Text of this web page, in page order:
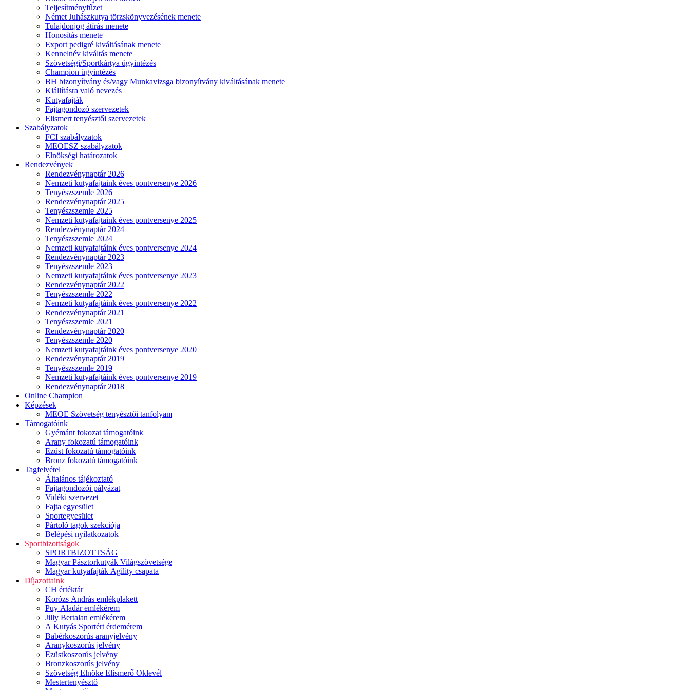
Teljesítményfűzet
Német Juhászkutya törzskönyvezésének menete
Tulajdonjog átírás menete
Honosítás menete
Export pedigré kiváltásának menete
Kennelnév kiváltás menete
Szövetségi/Sportkártya ügyintézés
Champion ügyintézés
BH bizonyítvány és/vagy Munkavizsga bizonyítvány kiváltásának menete
Kiállításra való nevezés
Kutyafajták
Fajtagondozó szervezetek
Elismert tenyésztői szervezetek
Szabályzatok
FCI szabályzatok
MEOESZ szabályzatok
Elnökségi határozatok
Rendezvények
Rendezvénynaptár 2026
Nemzeti kutyafajtaink éves pontversenye 2026
Tenyészszemle 2026
Rendezvénynaptár 2025
Tenyészszemle 2025
Nemzeti kutyafajtaink éves pontversenye 2025
Rendezvénynaptár 2024
Tenyészszemle 2024
Nemzeti kutyafajtáink éves pontversenye 2024
Rendezvénynaptár 2023
Tenyészszemle 2023
Nemzeti kutyafajtáink éves pontversenye 2023
Rendezvénynaptár 2022
Tenyészszemle 2022
Nemzeti kutyafajtáink éves pontversenye 2022
Rendezvénynaptár 2021
Tenyészszemle 2021
Rendezvénynaptár 2020
Tenyészszemle 2020
Nemzeti kutyafajtáink éves pontversenye 2020
Rendezvénynaptár 2019
Tenyészszemle 2019
Nemzeti kutyafajtáink éves pontversenye 2019
Rendezvénynaptár 2018
Online Champion
Képzések
MEOE Szövetség tenyésztői tanfolyam
Támogatóink
Gyémánt fokozat támogatóink
Arany fokozatú támogatóink
Ezüst fokozatú támogatóink
Bronz fokozatú támogatóink
Tagfelvétel
Általános tájékoztató
Fajtagondozói pályázat
Vidéki szervezet
Fajta egyesület
Sportegyesület
Pártoló tagok szekciója
Belépési nyilatkozatok
Sportbizottságok
SPORTBIZOTTSÁG
Magyar Pásztorkutyák Világszövetsége
Magyar kutyafajták Agility csapata
Díjazottaink
CH értéktár
Korózs András emlékplakett
Puy Aladár emlékérem
Jilly Bertalan emlékérem
A Kutyás Sportért érdemérem
Babérkoszorús aranyjelvény
Aranykoszorús jelvény
Ezüstkoszorús jelvény
Bronzkoszorús jelvény
Szövetség Elnöke Elismerő Oklevél
Mestertenyésztő